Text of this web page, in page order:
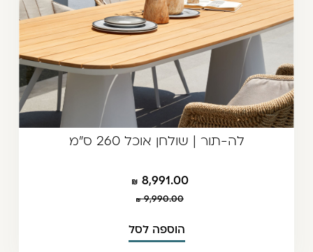
לה-תור | שולחן אוכל 260 ס"מ
8,991.00
9,990.00
הוספה לסל